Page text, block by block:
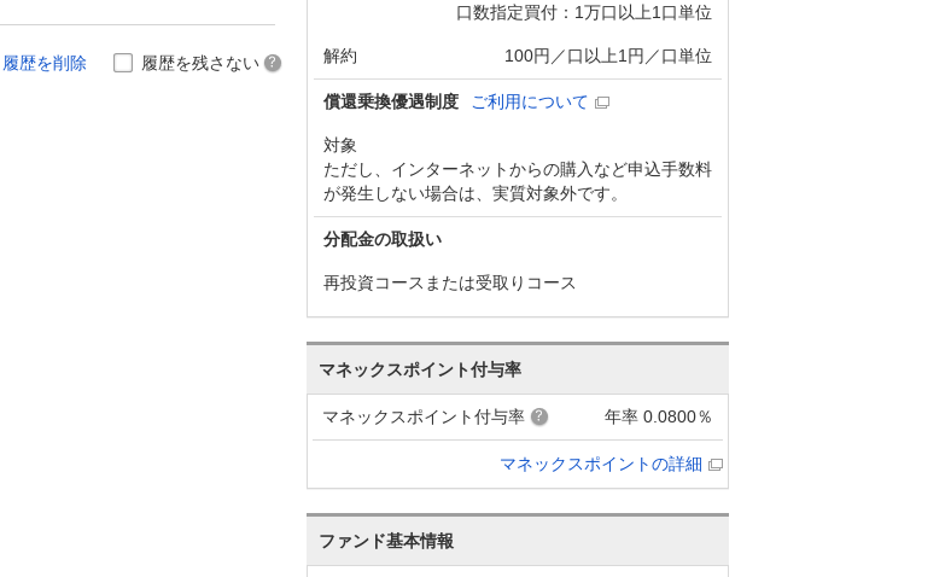
履歴を削除 履歴を残さない
口数指定買付：1万口以上1口単位
解約 100円／口以上1円／口単位
償還乗換優遇制度 ご利用について
対象
ただし、インターネットからの購入など申込手数料
が発生しない場合は、実質対象外です。
分配金の取扱い
再投資コースまたは受取りコース
マネックスポイント付与率
マネックスポイント付与率 年率 0.0800％
マネックスポイントの詳細
ファンド基本情報